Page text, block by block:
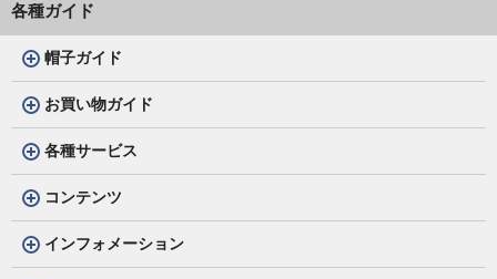
各種ガイド
帽子ガイド
お買い物ガイド
各種サービス
コンテンツ
インフォメーション